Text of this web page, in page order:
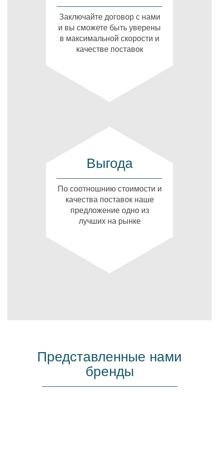
Заключайте договор с нами
и вы сможете быть уверены
в максимальной скорости и
качестве поставок
Выгода
По соотношнию стоимости и
качества поставок наше
предложение одно из
лучших на рынке
Представленные нами
бренды